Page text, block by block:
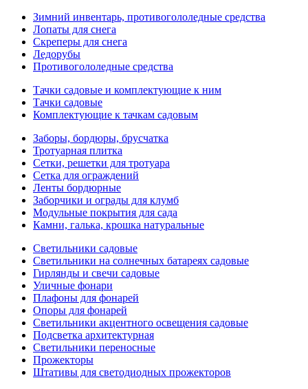
Зимний инвентарь, противогололедные средства
Лопаты для снега
Скреперы для снега
Ледорубы
Противогололедные средства
Тачки садовые и комплектующие к ним
Тачки садовые
Комплектующие к тачкам садовым
Заборы, бордюры, брусчатка
Тротуарная плитка
Сетки, решетки для тротуара
Сетка для ограждений
Ленты бордюрные
Заборчики и ограды для клумб
Модульные покрытия для сада
Камни, галька, крошка натуральные
Светильники садовые
Светильники на солнечных батареях садовые
Гирлянды и свечи садовые
Уличные фонари
Плафоны для фонарей
Опоры для фонарей
Светильники акцентного освещения садовые
Подсветка архитектурная
Светильники переносные
Прожекторы
Штативы для светодиодных прожекторов